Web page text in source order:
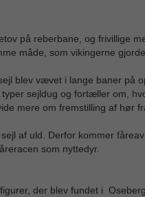
på reberbane, og frivillige
måde, som vikingerne
blev vævet i lange baner på
sejldug og fortæller om,
mere om fremstilling af hør
af uld. Derfor kommer
som nyttedyr.
der blev fundet i